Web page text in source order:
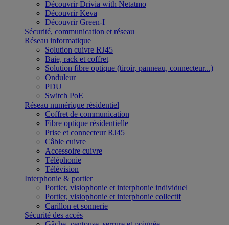
Découvrir Drivia with Netatmo
Découvrir Keva
Découvrir Green-I
Sécurité, communication et réseau
Réseau informatique
Solution cuivre RJ45
Baie, rack et coffret
Solution fibre optique (tiroir, panneau, connecteur...)
Onduleur
PDU
Switch PoE
Réseau numérique résidentiel
Coffret de communication
Fibre optique résidentielle
Prise et connecteur RJ45
Câble cuivre
Accessoire cuivre
Téléphonie
Télévision
Interphonie & portier
Portier, visiophonie et interphonie individuel
Portier, visiophonie et interphonie collectif
Carillon et sonnerie
Sécurité des accès